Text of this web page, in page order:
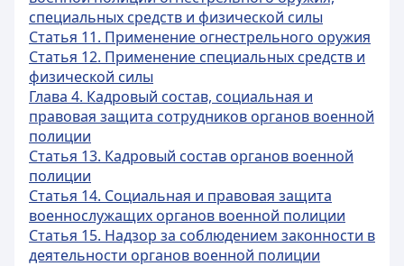
специальных средств и физической силы
Статья 11. Применение огнестрельного оружия
Статья 12. Применение специальных средств и
физической силы
Глава 4. Кадровый состав, социальная и
правовая защита сотрудников органов военной
полиции
Статья 13. Кадровый состав органов военной
полиции
Статья 14. Социальная и правовая защита
военнослужащих органов военной полиции
Статья 15. Надзор за соблюдением законности в
деятельности органов военной полиции